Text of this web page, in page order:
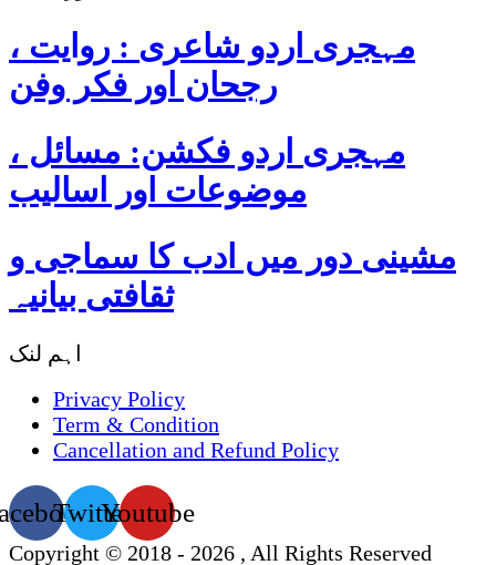
مہجری اردو شاعری : روایت ،
رجحان اور فکر وفن
مہجری اردو فکشن: مسائل ،
موضوعات اور اسالیب
مشینی دور میں ادب کا سماجی و
ثقافتی بیانیہ
اہم لنک
Privacy Policy
Term & Condition
Cancellation and Refund Policy
TwitterYoutube
Copyright © 2018 - 2026 , All Rights Reserved